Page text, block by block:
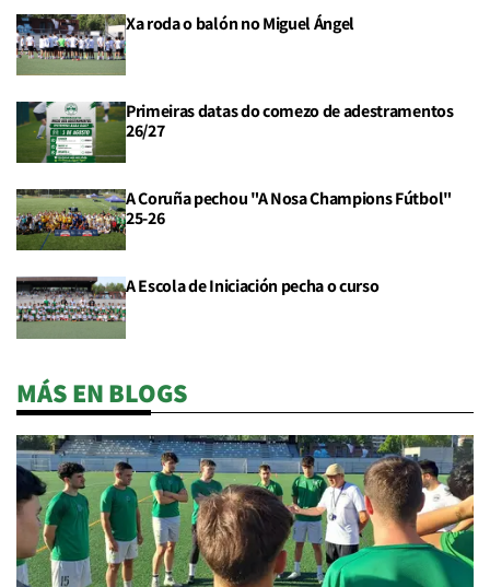
Xa roda o balón no Miguel Ángel
Primeiras datas do comezo de adestramentos
26/27
A Coruña pechou "A Nosa Champions Fútbol"
25-26
A Escola de Iniciación pecha o curso
MÁS EN BLOGS